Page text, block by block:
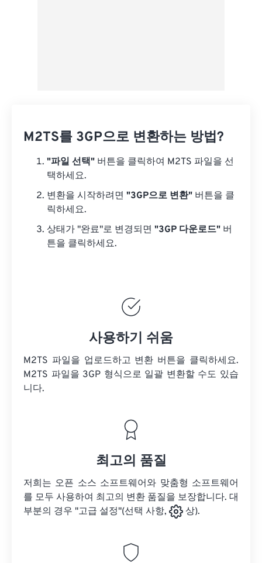
M2TS를 3GP으로 변환하는 방법?
"파일 선택" 버튼을 클릭하여 M2TS 파일을 선
택하세요.
변환을 시작하려면 "3GP으로 변환" 버튼을 클
릭하세요.
상태가 "완료"로 변경되면 "3GP 다운로드" 버
튼을 클릭하세요.
사용하기 쉬움
M2TS 파일을 업로드하고 변환 버튼을 클릭하세요.
M2TS 파일을 3GP 형식으로 일괄 변환할 수도 있습
니다.
최고의 품질
저희는 오픈 소스 소프트웨어와 맞춤형 소프트웨어
를 모두 사용하여 최고의 변환 품질을 보장합니다. 대
부분의 경우 "고급 설정"(선택 사항,
상).